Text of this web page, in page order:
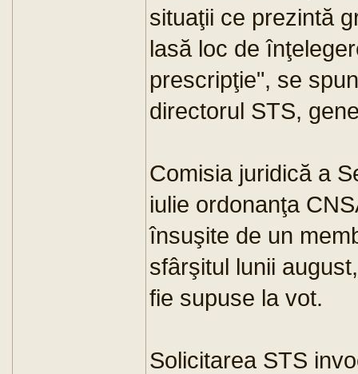
situaţii ce prezintă
lasă loc de
prescripţie", se
directorul STS,
Comisia juridică a
iulie ordonanţa
însuşite de un
sfârşitul lunii
fie supuse la vot.
Solicitarea STS